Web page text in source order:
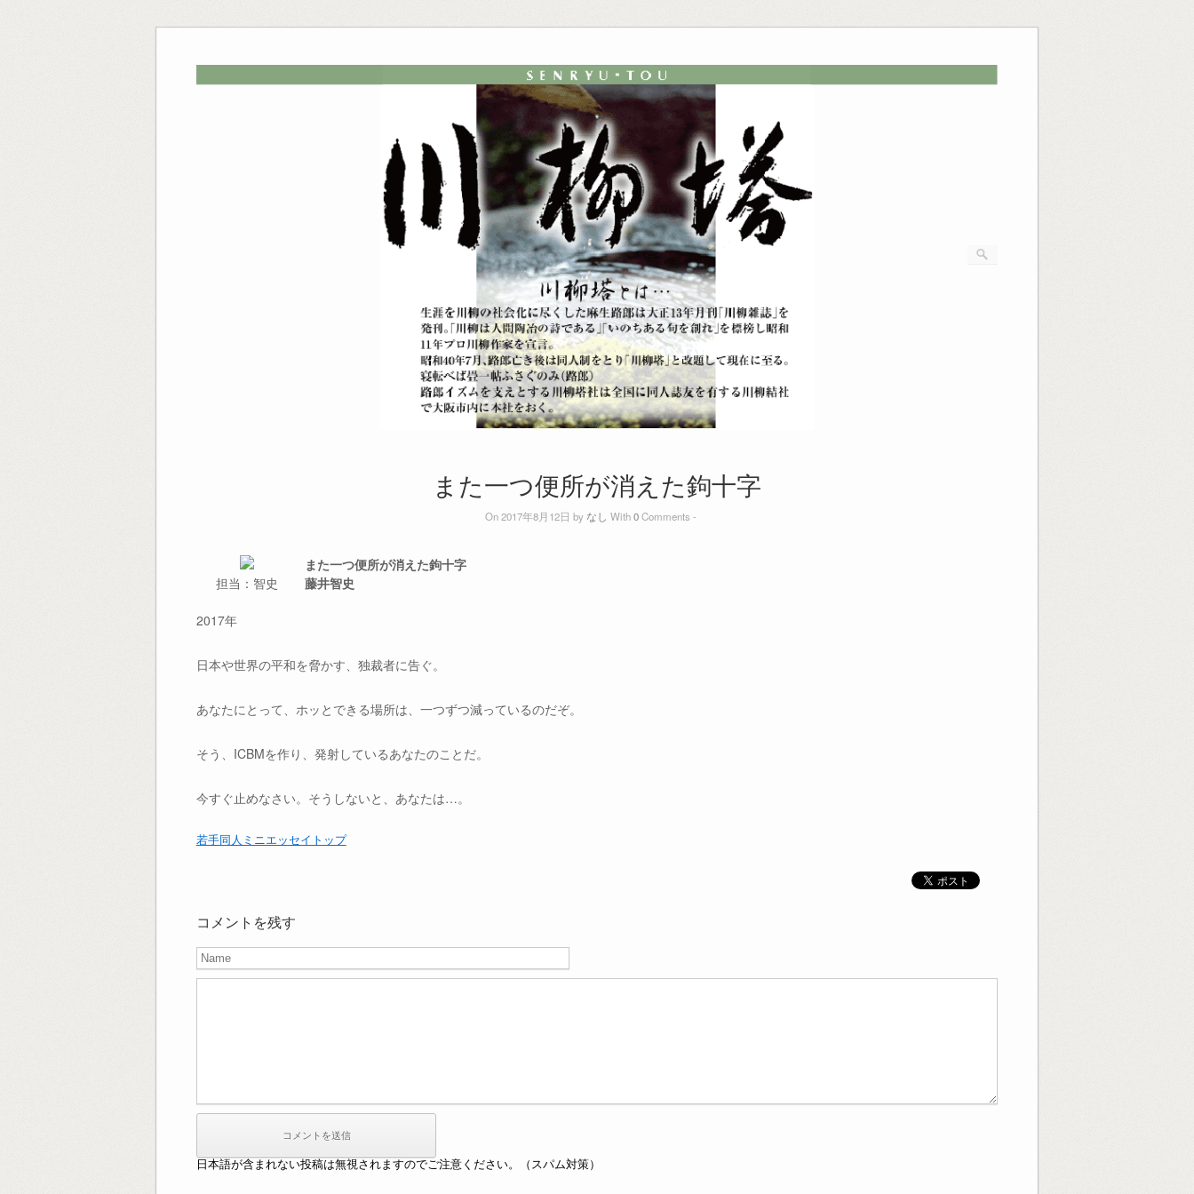
また一つ便所が消えた鉤十字
On 2017年8月12日 by なし With0Comments -
担当：智史
また一つ便所が消えた鉤十字
藤井智史
2017年
日本や世界の平和を脅かす、独裁者に告ぐ。
あなたにとって、ホッとできる場所は、一つずつ減っているのだぞ。
そう、ICBMを作り、発射しているあなたのことだ。
今すぐ止めなさい。そうしないと、あなたは…。
若手同人ミニエッセイトップ
コメントを残す
日本語が含まれない投稿は無視されますのでご注意ください。（スパム対策）